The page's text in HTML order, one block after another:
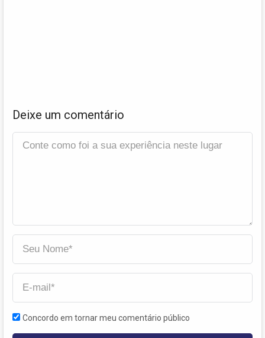
Deixe um comentário
Concordo em tornar meu comentário público